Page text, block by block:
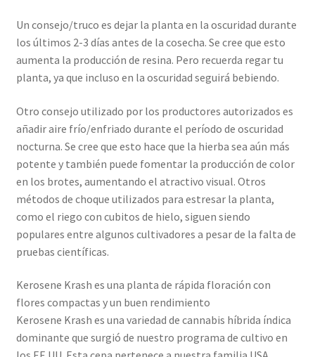
Un consejo/truco es dejar la planta en la oscuridad durante
los últimos 2-3 días antes de la cosecha. Se cree que esto
aumenta la producción de resina. Pero recuerda regar tu
planta, ya que incluso en la oscuridad seguirá bebiendo.
Otro consejo utilizado por los productores autorizados es
añadir aire frío/enfriado durante el período de oscuridad
nocturna. Se cree que esto hace que la hierba sea aún más
potente y también puede fomentar la producción de color
en los brotes, aumentando el atractivo visual. Otros
métodos de choque utilizados para estresar la planta,
como el riego con cubitos de hielo, siguen siendo
populares entre algunos cultivadores a pesar de la falta de
pruebas científicas.
Kerosene Krash es una planta de rápida floración con
flores compactas y un buen rendimiento
Kerosene Krash es una variedad de cannabis híbrida índica
dominante que surgió de nuestro programa de cultivo en